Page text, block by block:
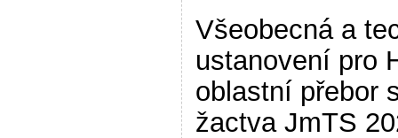
Všeobecná a
ustanovení pro
oblastní přebor
žactva JmTS